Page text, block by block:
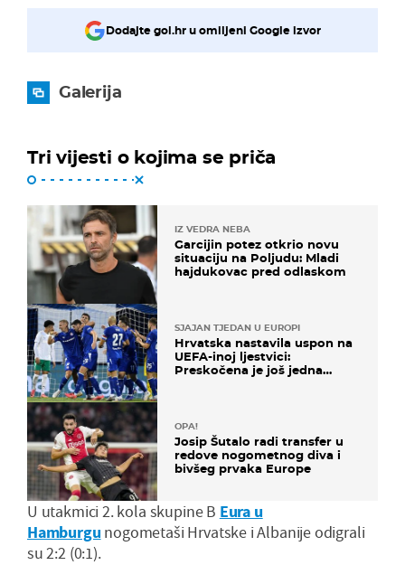
Dodajte gol.hr u omiljeni Google izvor
Galerija
Tri vijesti o kojima se priča
IZ VEDRA NEBA
Garcijin potez otkrio novu
situaciju na Poljudu: Mladi
hajdukovac pred odlaskom
SJAJAN TJEDAN U EUROPI
Hrvatska nastavila uspon na
UEFA-inoj ljestvici:
Preskočena je još jedna
OPA!
Josip Šutalo radi transfer u
redove nogometnog diva i
bivšeg prvaka Europe
U utakmici 2. kola skupine B Eura u
Hamburgu nogometaši Hrvatske i Albanije odigrali
su 2:2 (0:1).